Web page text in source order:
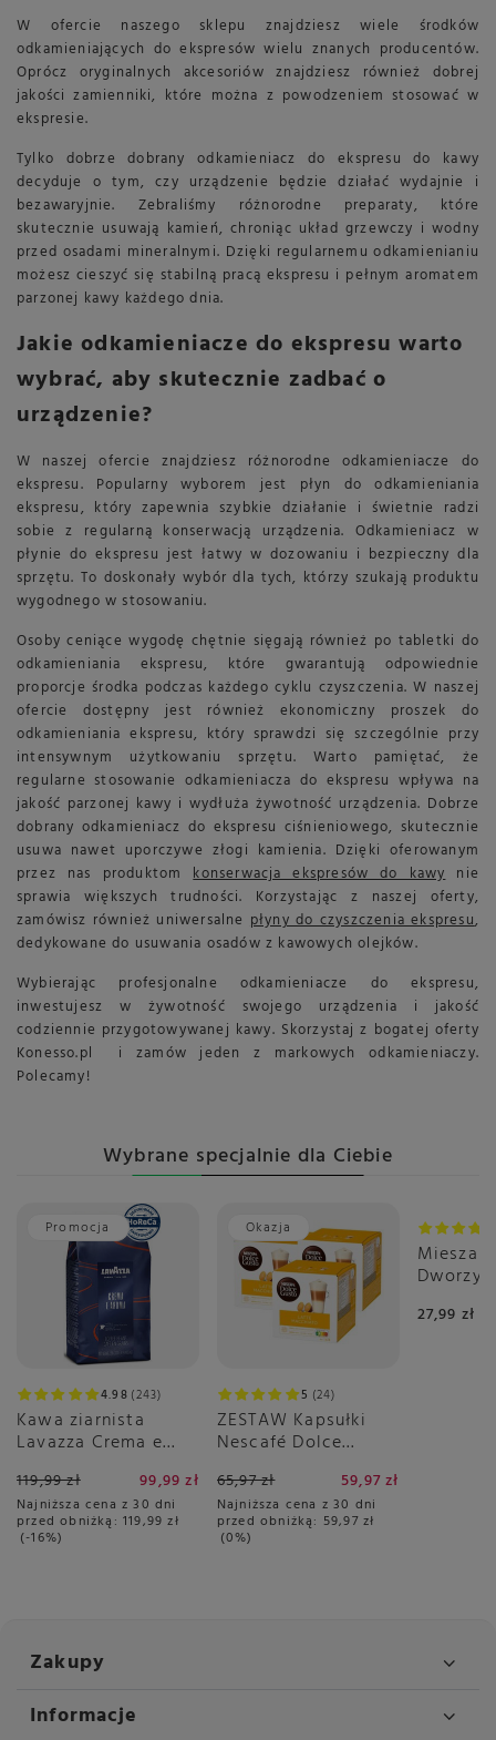
W ofercie naszego sklepu znajdziesz wiele środków
odkamieniających do ekspresów wielu znanych producentów.
Oprócz oryginalnych akcesoriów znajdziesz również dobrej
jakości zamienniki, które można z powodzeniem stosować w
ekspresie.
Tylko dobrze dobrany odkamieniacz do ekspresu do kawy
decyduje o tym, czy urządzenie będzie działać wydajnie i
bezawaryjnie. Zebraliśmy różnorodne preparaty, które
skutecznie usuwają kamień, chroniąc układ grzewczy i wodny
przed osadami mineralnymi. Dzięki regularnemu odkamienianiu
możesz cieszyć się stabilną pracą ekspresu i pełnym aromatem
parzonej kawy każdego dnia.
Jakie odkamieniacze do ekspresu warto
wybrać, aby skutecznie zadbać o
urządzenie?
W naszej ofercie znajdziesz różnorodne odkamieniacze do
ekspresu. Popularny wyborem jest płyn do odkamieniania
ekspresu, który zapewnia szybkie działanie i świetnie radzi
sobie z regularną konserwacją urządzenia. Odkamieniacz w
płynie do ekspresu jest łatwy w dozowaniu i bezpieczny dla
sprzętu. To doskonały wybór dla tych, którzy szukają produktu
wygodnego w stosowaniu.
Osoby ceniące wygodę chętnie sięgają również po tabletki do
odkamieniania ekspresu, które gwarantują odpowiednie
proporcje środka podczas każdego cyklu czyszczenia. W naszej
ofercie dostępny jest również ekonomiczny proszek do
odkamieniania ekspresu, który sprawdzi się szczególnie przy
intensywnym użytkowaniu sprzętu. Warto pamiętać, że
regularne stosowanie odkamieniacza do ekspresu wpływa na
jakość parzonej kawy i wydłuża żywotność urządzenia. Dobrze
dobrany odkamieniacz do ekspresu ciśnieniowego, skutecznie
usuwa nawet uporczywe złogi kamienia. Dzięki oferowanym
przez nas produktomkonserwacja ekspresów do kawynie
sprawia większych trudności. Korzystając z naszej oferty,
zamówisz również uniwersalne płyny do czyszczenia ekspresu,
dedykowane do usuwania osadów z kawowych olejków.
Wybierając profesjonalne odkamieniacze do ekspresu,
inwestujesz w żywotność swojego urządzenia i jakość
codziennie przygotowywanej kawy. Skorzystaj z bogatej oferty
Konesso.pl i zamów jeden z markowych odkamieniaczy.
Polecamy!
Wybrane specjalnie dla Ciebie
Promocja
4.98 243
Kawa ziarnista
Lavazza Crema e
119,99 zł 99,99 zł
Najniższa cena z 30 dni
przed obniżką: 119,99 zł
-16%
Okazja
5 24
ZESTAW Kapsułki
Nescafé Dolce
Macchiato 3x16
sztuk
65,97 zł 59,97 zł
Najniższa cena z 30 dni
przed obniżką: 59,97 zł
0%
27,99 zł
Zakupy
Informacje